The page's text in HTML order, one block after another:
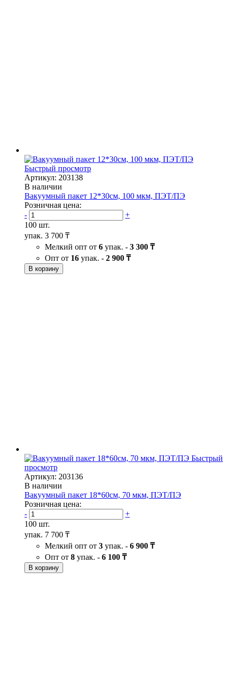
Быстрый просмотр
Артикул: 203138
В наличии
Вакуумный пакет 12*30см, 100 мкм, ПЭТ/ПЭ
Розничная цена:
-
+
100 шт.
упак. 3 700 ₸
Мелкий опт от 6 упак. - 3 300 ₸
Опт от 16 упак. - 2 900 ₸
В корзину
Быстрый
просмотр
Артикул: 203136
В наличии
Вакуумный пакет 18*60см, 70 мкм, ПЭТ/ПЭ
Розничная цена:
-
+
100 шт.
упак. 7 700 ₸
Мелкий опт от 3 упак. - 6 900 ₸
Опт от 8 упак. - 6 100 ₸
В корзину